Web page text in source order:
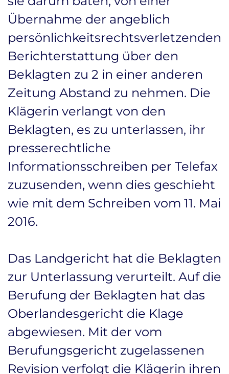
Übernahme der angeblich
persönlichkeitsrechtsverletzenden
Berichterstattung über den
Beklagten zu 2 in einer anderen
Zeitung Abstand zu nehmen. Die
Klägerin verlangt von den
Beklagten, es zu unterlassen, ihr
presserechtliche
Informationsschreiben per Telefax
zuzusenden, wenn dies geschieht
wie mit dem Schreiben vom 11. Mai
2016.
Das Landgericht hat die Beklagten
zur Unterlassung verurteilt. Auf die
Berufung der Beklagten hat das
Oberlandesgericht die Klage
abgewiesen. Mit der vom
Berufungsgericht zugelassenen
Revision verfolgt die Klägerin ihren